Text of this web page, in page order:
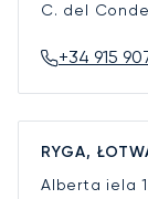
C. del
+34 915
RYGA,
Alberta iela